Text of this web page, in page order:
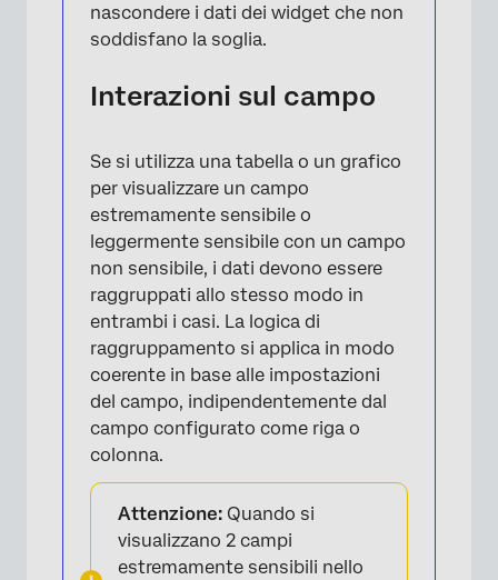
×
nascondere i dati dei widget che non
soddisfano la soglia.
Interazioni sul campo
Se si utilizza una tabella o un grafico
per visualizzare un campo
estremamente sensibile o
leggermente sensibile con un campo
non sensibile, i dati devono essere
raggruppati allo stesso modo in
entrambi i casi. La logica di
raggruppamento si applica in modo
coerente in base alle impostazioni
del campo, indipendentemente dal
campo configurato come riga o
colonna.
Attenzione: Quando si
visualizzano 2 campi
estremamente sensibili nello